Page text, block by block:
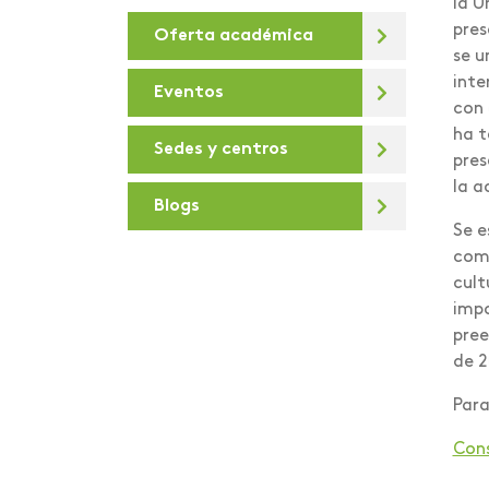
De la U
Debates virtuales
Deportes
Día de la sostenibilidad
Diálogos para la
Oferta académica
Eventos
Sedes y centros
Blogs
la
se
con
ha
la
Se
de